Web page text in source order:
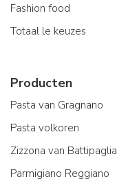
Fashion food
Totaal le keuzes
Producten
Pasta van Gragnano
Pasta volkoren
Zizzona van Battipaglia
Parmigiano Reggiano